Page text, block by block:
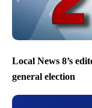
Local News 8’s
general election